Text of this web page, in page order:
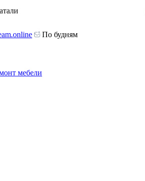
По будням
мебели